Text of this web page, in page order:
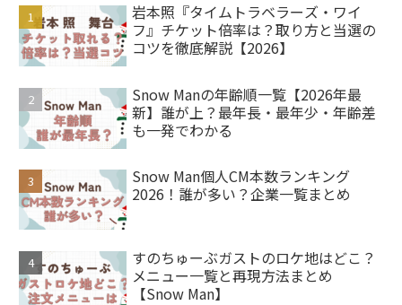
岩本照『タイムトラベラーズ・ワイ
フ』チケット倍率は？取り方と当選の
コツを徹底解説【2026】
Snow Manの年齢順一覧【2026年最
新】誰が上？最年長・最年少・年齢差
も一発でわかる
Snow Man個人CM本数ランキング
2026！誰が多い？企業一覧まとめ
すのちゅーぶガストのロケ地はどこ？
メニュー一覧と再現方法まとめ
【Snow Man】